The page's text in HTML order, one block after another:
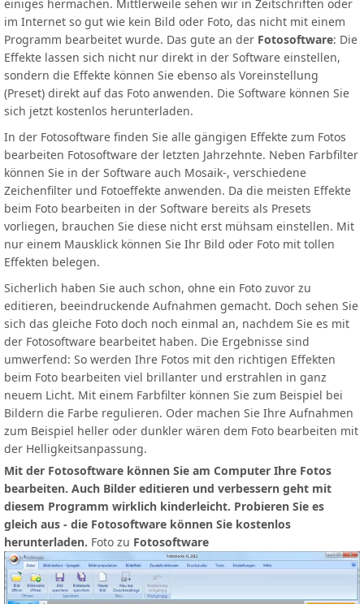
einiges hermachen. Mittlerweile sehen wir in Zeitschriften oder
im Internet so gut wie kein Bild oder Foto, das nicht mit einem
Programm bearbeitet wurde. Das gute an der Fotosoftware: Die
Effekte lassen sich nicht nur direkt in der Software einstellen,
sondern die Effekte können Sie ebenso als Voreinstellung
(Preset) direkt auf das Foto anwenden. Die Software können Sie
sich jetzt kostenlos herunterladen.
In der Fotosoftware finden Sie alle gängigen Effekte zum Fotos
bearbeiten Fotosoftware der letzten Jahrzehnte. Neben Farbfilter
können Sie in der Software auch Mosaik-, verschiedene
Zeichenfilter und Fotoeffekte anwenden. Da die meisten Effekte
beim Foto bearbeiten in der Software bereits als Presets
vorliegen, brauchen Sie diese nicht erst mühsam einstellen. Mit
nur einem Mausklick können Sie Ihr Bild oder Foto mit tollen
Effekten belegen.
Sicherlich haben Sie auch schon, ohne ein Foto zuvor zu
editieren, beeindruckende Aufnahmen gemacht. Doch sehen Sie
sich das gleiche Foto doch noch einmal an, nachdem Sie es mit
der Fotosoftware bearbeitet haben. Die Ergebnisse sind
umwerfend: So werden Ihre Fotos mit den richtigen Effekten
beim Foto bearbeiten viel brillanter und erstrahlen in ganz
neuem Licht. Mit einem Farbfilter können Sie zum Beispiel bei
Bildern die Farbe regulieren. Oder machen Sie Ihre Aufnahmen
zum Beispiel heller oder dunkler wären dem Foto bearbeiten mit
der Helligkeitsanpassung.
Mit der Fotosoftware können Sie am Computer Ihre Fotos
bearbeiten. Auch Bilder editieren und verbessern geht mit
diesem Programm wirklich kinderleicht. Probieren Sie es
gleich aus - die Fotosoftware können Sie kostenlos
herunterladen. Foto zu Fotosoftware